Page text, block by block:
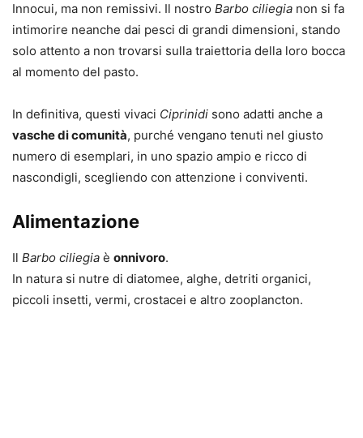
Innocui, ma non remissivi. Il nostro Barbo ciliegia non si fa
intimorire neanche dai pesci di grandi dimensioni, stando
solo attento a non trovarsi sulla traiettoria della loro bocca
al momento del pasto.
In definitiva, questi vivaci Ciprinidi sono adatti anche a
vasche di comunità, purché vengano tenuti nel giusto
numero di esemplari, in uno spazio ampio e ricco di
nascondigli, scegliendo con attenzione i conviventi.
Alimentazione
Il Barbo ciliegia è onnivoro.
In natura si nutre di diatomee, alghe, detriti organici,
piccoli insetti, vermi, crostacei e altro zooplancton.